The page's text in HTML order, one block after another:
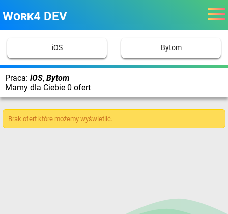
Work4 DEV
iOS Bytom
Praca: iOS, Bytom
Mamy dla Ciebie 0 ofert
Brak ofert które możemy wyświetlić.